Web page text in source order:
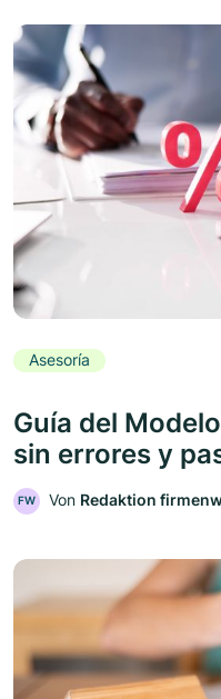
Asesoría
Guía del
sin errores y
FW Von Redaktion